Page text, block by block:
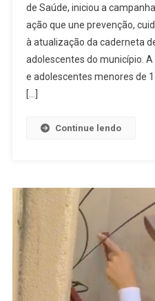
Rialma
Lança
Campanha
“Vacina
Premiada”
de Saúde, iniciou a
ação que une prevenção,
à atualização da caderneta
adolescentes do município.
e adolescentes menores de
[…]
Continue lendo